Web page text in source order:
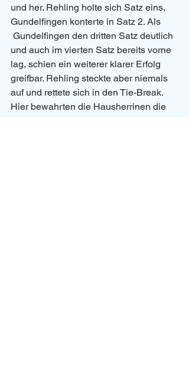
und her. Rehling holte sich Satz eins,
Gundelfingen konterte in Satz 2. Als
Gundelfingen den dritten Satz deutlich
und auch im vierten Satz bereits vorne
lag, schien ein weiterer klarer Erfolg
greifbar. Rehling steckte aber niemals
auf und rettete sich in den Tie-Break.
Hier bewahrten die Hausherrinen die